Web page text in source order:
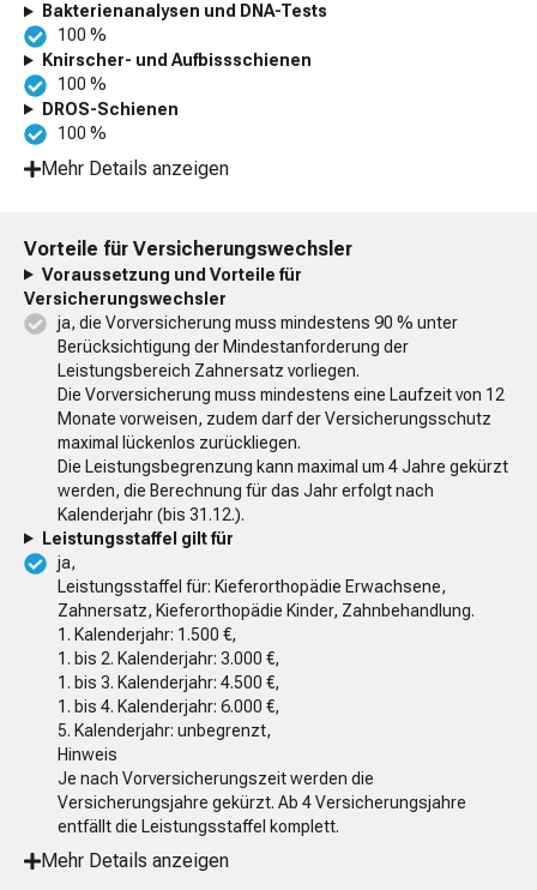
Bakterienanalysen und DNA-Tests
100 %
Knirscher- und Aufbissschienen
100 %
DROS-Schienen
100 %
Mehr Details anzeigen
Vorteile für Versicherungswechsler
Voraussetzung und Vorteile für
Versicherungswechsler
ja, die Vorversicherung muss mindestens 90 % unter
Berücksichtigung der Mindestanforderung der
Leistungsbereich Zahnersatz vorliegen.
Die Vorversicherung muss mindestens eine Laufzeit von 12
Monate vorweisen, zudem darf der Versicherungsschutz
maximal lückenlos zurückliegen.
Die Leistungsbegrenzung kann maximal um 4 Jahre gekürzt
werden, die Berechnung für das Jahr erfolgt nach
Kalenderjahr (bis 31.12.).
Leistungsstaffel gilt für
ja,
Leistungsstaffel für: Kieferorthopädie Erwachsene,
Zahnersatz, Kieferorthopädie Kinder, Zahnbehandlung.
1. Kalenderjahr: 1.500 €,
1. bis 2. Kalenderjahr: 3.000 €,
1. bis 3. Kalenderjahr: 4.500 €,
1. bis 4. Kalenderjahr: 6.000 €,
5. Kalenderjahr: unbegrenzt,
Hinweis
Je nach Vorversicherungszeit werden die
Versicherungsjahre gekürzt. Ab 4 Versicherungsjahre
entfällt die Leistungsstaffel komplett.
Mehr Details anzeigen